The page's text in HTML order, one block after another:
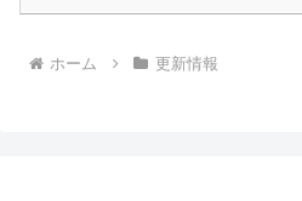
ホーム 更新情報